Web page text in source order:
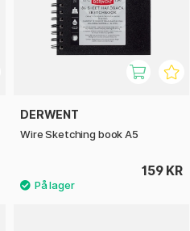
DERWENT
Wire Sketching book A5
159 KR